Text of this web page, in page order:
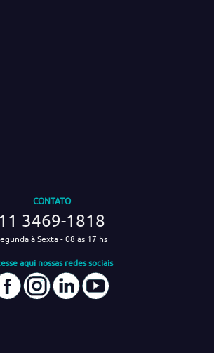
CONTATO
11 3469-1818
à Sexta - 08 às 17 hs
aqui nossas redes sociais